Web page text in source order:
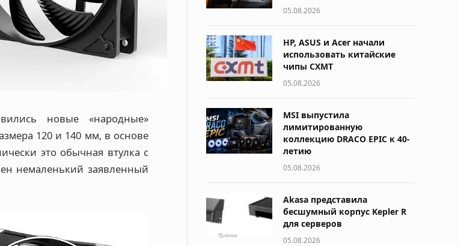
новые «народные»
120 и 140 мм, в основе
это обычная втулка с
немаленький заявленный
05.08.2026
HP, ASUS и Acer начали
использовать китайские
чипы CXMT
05.08.2026
MSI выпустила
лимитированную
коллекцию DRACO EPIC к 40-
летию
05.08.2026
Akasa представила
бесшумный корпус Kepler R
для серверов
05.08.2026